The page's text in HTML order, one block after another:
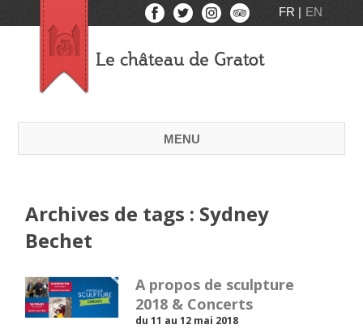
FR EN
Le château de Gratot
MENU
Archives de tags : Sydney
Bechet
A propos de sculpture
2018 & Concerts
du 11 au 12 mai 2018